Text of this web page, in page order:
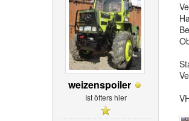
weizenspoiler
Ist öfters hier